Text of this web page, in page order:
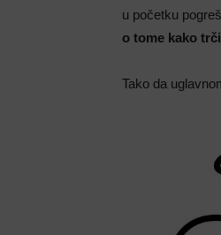
u početku
o tome kako
Tako da